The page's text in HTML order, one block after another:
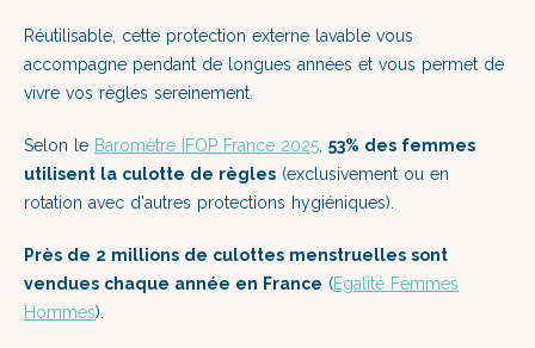
Réutilisable, cette protection externe lavable vous
accompagne pendant de longues années et vous permet de
vivre vos règles sereinement.
Selon le Baromètre IFOP France 2025, 53% des femmes
utilisent la culotte de règles (exclusivement ou en
rotation avec d'autres protections hygiéniques).
Près de 2 millions de culottes menstruelles sont
vendues chaque année en France (Egalité Femmes
Hommes).